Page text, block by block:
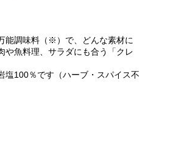
能調味料（※）で、どんな素材に
や魚料理、サラダにも合う「クレ
100％です（ハーブ・スパイス不